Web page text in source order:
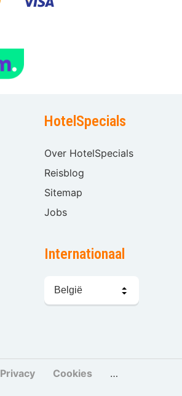
HotelSpecials
Over HotelSpecials
Reisblog
Sitemap
Jobs
Internationaal
kiezen
Privacy Cookies Cookies